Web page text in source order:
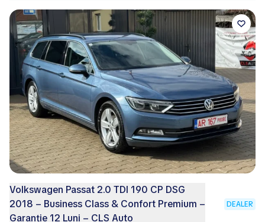
Volkswagen Passat 2.0 TDI 190 CP DSG
2018 – Business Class & Confort Premium –
Garanție 12 Luni – CLS Auto
DEALER